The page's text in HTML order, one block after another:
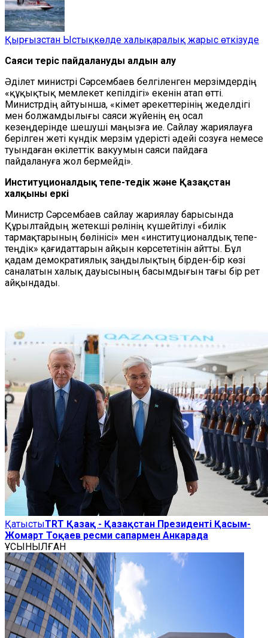
Қырғызстан Ыстықкөлде халықаралық жарыс өткізуде
Саяси теріс пайдаланудың алдын алу
Әділет министрі Сәрсембаев белгіленген мерзімдердің
«құқықтық мемлекет кепілдігі» екенін атап өтті.
Министрдің айтуынша, «Үкімет әрекеттерінің жеделдігі
мен болжамдылығы саяси жүйенің ең осал
кезеңдерінде шешуші маңызға ие. Сайлау жариялауға
берілген жеті күндік мерзім үдерісті әдейі созуға немесе
туындаған өкілеттік вакуумын саяси пайдаға
пайдалануға жол бермейді».
Институционалдық тепе-теңдік және Қазақстан
халқының еркі
Министр Сәрсембаев сайлау жариялау барысында
Құрылтайдың жетекші рөлінің күшейтілуі «билік
тармақтарының бөлінісі» мен «институционалдық тепе-
теңдік» қағидаттарын айқын көрсететінін айтты. Бұл
қадам демократиялық заңдылықтың бірден-бір көзі
саналатын халық дауысының басымдығын тағы бір рет
айқындады.
ҚатыстыTRT Қазақ - Қазақстан Президенті Қасым-
Жомарт Тоқаев ресми сапармен Анкарада
ҰСЫНЫЛҒАН